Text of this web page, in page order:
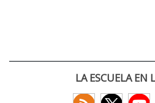
LA ESCUELA EN